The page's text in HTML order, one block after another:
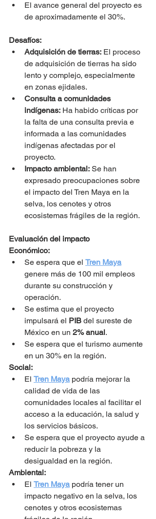
El avance general del proyecto es
de aproximadamente el 30%.
Desafíos:
Adquisición de tierras: El proceso
de adquisición de tierras ha sido
lento y complejo, especialmente
en zonas ejidales.
Consulta a comunidades
indígenas: Ha habido críticas por
la falta de una consulta previa e
informada a las comunidades
indígenas afectadas por el
proyecto.
Impacto ambiental: Se han
expresado preocupaciones sobre
el impacto del Tren Maya en la
selva, los cenotes y otros
ecosistemas frágiles de la región.
Evaluación del impacto
Económico:
Se espera que el Tren Maya
genere más de 100 mil empleos
durante su construcción y
operación.
Se estima que el proyecto
impulsará el PIB del sureste de
México en un 2% anual.
Se espera que el turismo aumente
en un 30% en la región.
Social:
El Tren Maya podría mejorar la
calidad de vida de las
comunidades locales al facilitar el
acceso a la educación, la salud y
los servicios básicos.
Se espera que el proyecto ayude a
reducir la pobreza y la
desigualdad en la región.
Ambiental:
El Tren Maya podría tener un
impacto negativo en la selva, los
cenotes y otros ecosistemas